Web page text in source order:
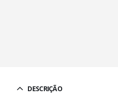
DESCRIÇÃO